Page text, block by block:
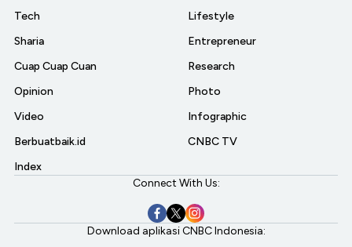
Tech
Sharia
Cuap Cuap Cuan
Opinion
Video
Berbuatbaik.id
Index
Lifestyle
Entrepreneur
Research
Photo
Infographic
CNBC TV
Connect With Us:
Download aplikasi CNBC Indonesia: